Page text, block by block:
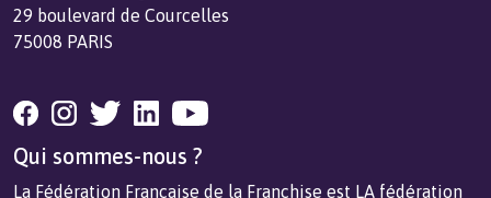
29 boulevard de Courcelles
75008 PARIS
Qui sommes-nous ?
La Fédération Française de la Franchise est LA fédération